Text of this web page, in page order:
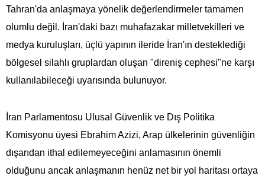
Tahran'da anlaşmaya yönelik değerlendirmeler tamamen
olumlu değil. İran'daki bazı muhafazakar milletvekilleri ve
medya kuruluşları, üçlü yapının ileride İran'ın desteklediği
bölgesel silahlı gruplardan oluşan "direniş cephesi"ne karşı
kullanılabileceği uyarısında bulunuyor.
İran Parlamentosu Ulusal Güvenlik ve Dış Politika
Komisyonu üyesi Ebrahim Azizi, Arap ülkelerinin güvenliğin
dışarıdan ithal edilemeyeceğini anlamasının önemli
olduğunu ancak anlaşmanın henüz net bir yol haritası ortaya